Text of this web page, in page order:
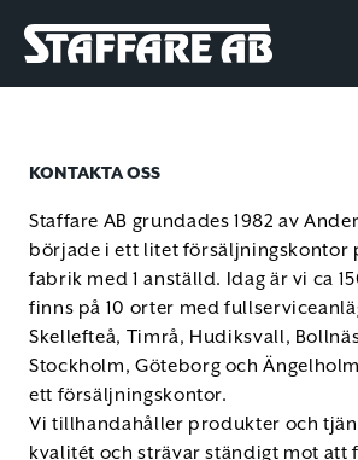
Staffare AB
KONTAKTA OSS
Staffare AB grundades 1982 av
började i ett litet försäljningskontor
fabrik med 1 anställd. Idag är vi ca
finns på 10 orter med
Skellefteå, Timrå, Hudiksvall,
Stockholm, Göteborg och
ett försäljningskontor.
Vi tillhandahåller produkter och
kvalitét och strävar ständigt mot att